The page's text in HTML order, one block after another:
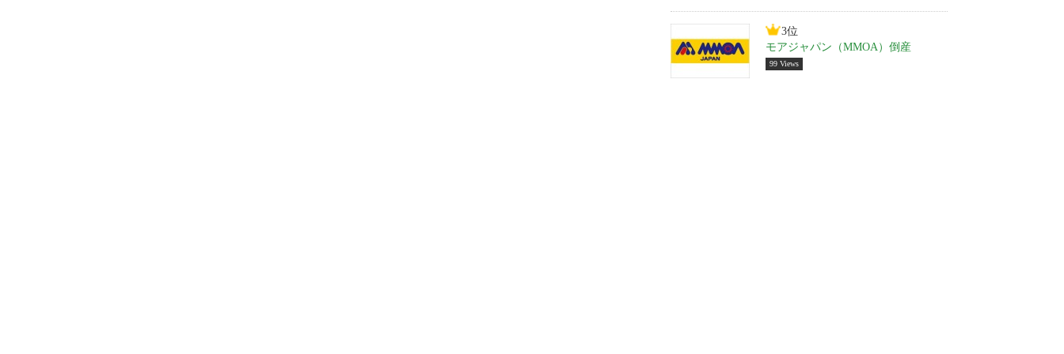
3位
モアジャパン（MMOA）倒産
99 Views